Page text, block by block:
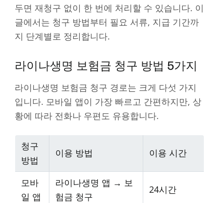
두면 재청구 없이 한 번에 처리할 수 있습니다. 이
글에서는 청구 방법부터 필요 서류, 지급 기간까
지 단계별로 정리합니다.
라이나생명 보험금 청구 방법 5가지
라이나생명 보험금 청구 경로는 크게 다섯 가지
입니다. 모바일 앱이 가장 빠르고 간편하지만, 상
황에 따라 전화나 우편도 유용합니다.
청구
방법
이용 방법 이용 시간
모바
일 앱
라이나생명 앱 → 보
험금 청구
24시간